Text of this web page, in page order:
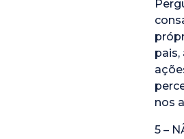
pais,
nos
5 –